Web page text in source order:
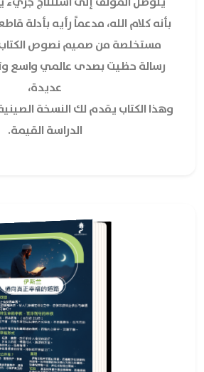
بأنه كلام الله، مدعماً رأيه بأدلة
مستخلصة من صميم نصوص
رسالة حظيت بصدى عالمي واسع
عديدة،
وهذا الكتاب يقدم لك النسخة
الدراسة القيمة.